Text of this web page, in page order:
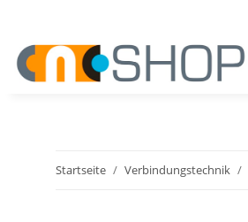
Startseite Verbindungstechnik